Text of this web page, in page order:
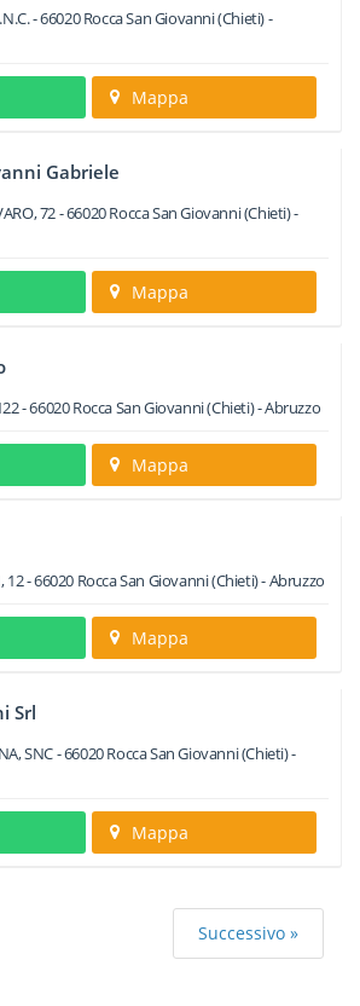
-66020 Rocca San Giovanni(Chieti) -
Mappa
Gabriele
72-66020Rocca San Giovanni(Chieti) -
Mappa
-66020Rocca San Giovanni(Chieti) -Abruzzo
Mappa
12-66020 Rocca San Giovanni(Chieti) -Abruzzo
Mappa
Srl
SNC-66020Rocca San Giovanni(Chieti) -
Mappa
Successivo »